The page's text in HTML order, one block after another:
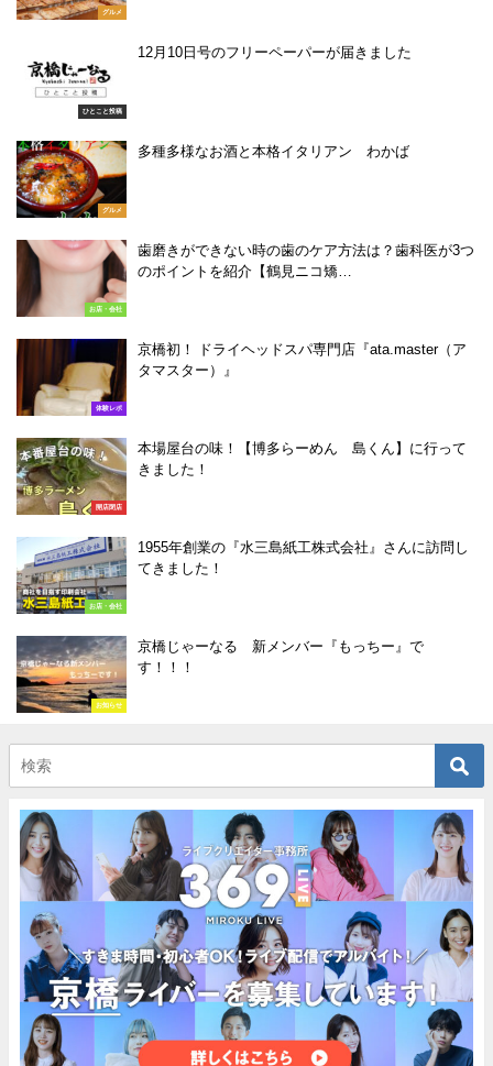
グルメ
ひとこと投稿
12月10日号のフリーペーパーが届きました
グルメ
多種多様なお酒と本格イタリアン わかば
お店・会社
歯磨きができない時の歯のケア方法は？歯科医が3つ
のポイントを紹介【鶴見ニコ矯…
体験レポ
京橋初！ ドライヘッドスパ専門店『ata.master（ア
タマスター）』
開店閉店
本場屋台の味！【博多らーめん 島くん】に行って
きました！
お店・会社
1955年創業の『水三島紙工株式会社』さんに訪問し
てきました！
お知らせ
京橋じゃーなる 新メンバー『もっちー』で
す！！！